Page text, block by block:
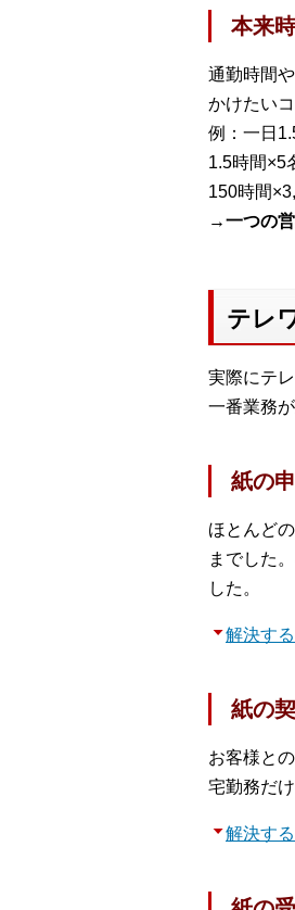
本来
通勤時間
かけたい
例：一日
1.5時間×5
150時間
→一つの営
テレ
実際にテ
一番業務
紙の
ほとんど
までした
した。
解決す
紙の
お客様と
宅勤務だ
解決す